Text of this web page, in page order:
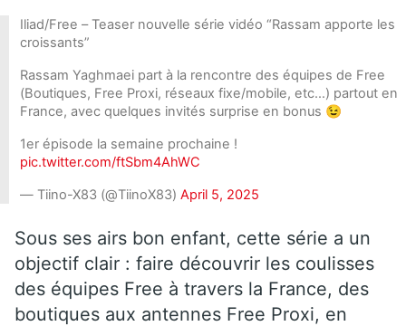
Iliad/Free – Teaser nouvelle série vidéo “Rassam apporte les
croissants”
Rassam Yaghmaei part à la rencontre des équipes de Free
(Boutiques, Free Proxi, réseaux fixe/mobile, etc…) partout en
France, avec quelques invités surprise en bonus 😉
1er épisode la semaine prochaine !
pic.twitter.com/ftSbm4AhWC
— Tiino-X83 (@TiinoX83) April 5, 2025
Sous ses airs bon enfant, cette série a un
objectif clair : faire découvrir les coulisses
des équipes Free à travers la France, des
boutiques aux antennes Free Proxi, en